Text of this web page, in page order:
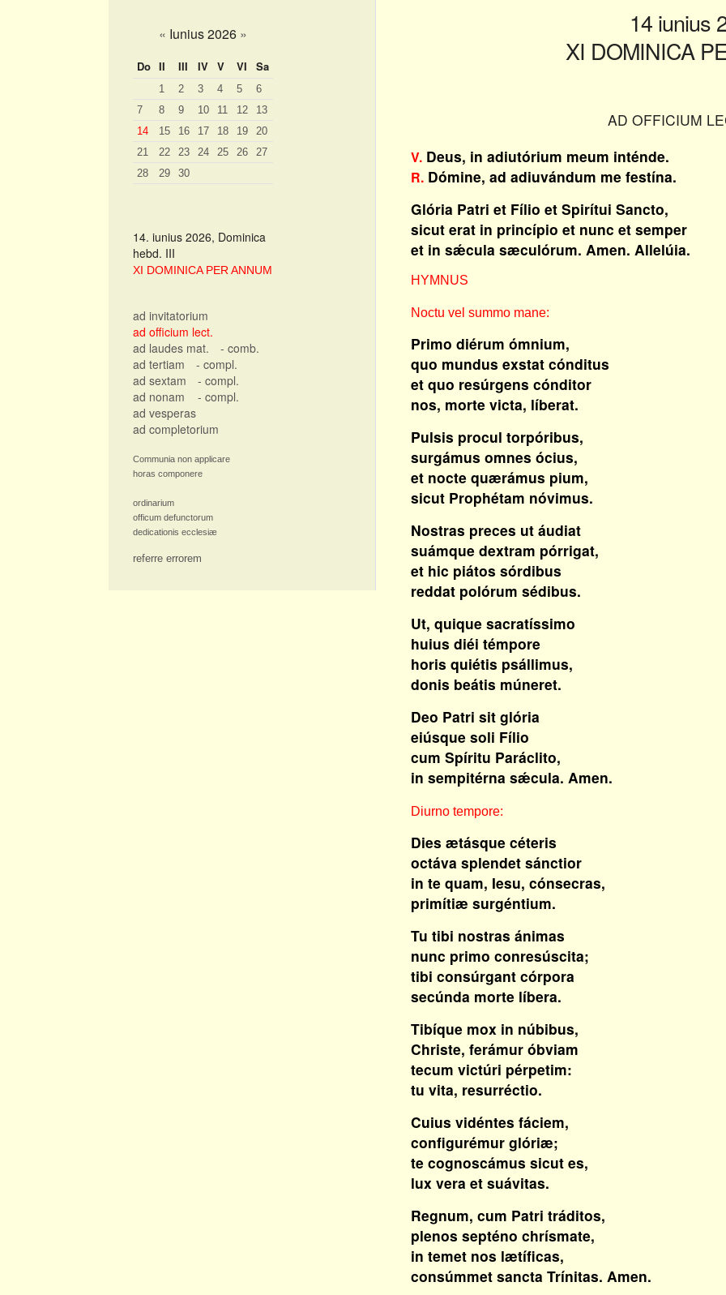
« Iunius 2026 »
Do II III IV V VI Sa
1 2 3 4 5
6
7
8 9 10 11 12
13
14
15 16 17 18 19
20
21
22 23 24 25 26
27
28
29 30
14. iunius 2026, Dominica
hebd. III
XI DOMINICA PER ANNUM
ad invitatorium
ad officium lect.
ad laudes mat.
- comb.
ad tertiam
- compl.
ad sextam
- compl.
ad nonam
- compl.
ad vesperas
ad completorium
Communia non applicare
horas componere
ordinarium
officum defunctorum
dedicationis ecclesiæ
referre errorem
14 iunius
XI DOMINICA
AD OFFICIUM
V. Deus, in adiutórium meum inténde.
R. Dómine, ad adiuvándum me festína.
Glória Patri et Fílio et Spirítui Sancto,
sicut erat in princípio et nunc et semper
et in sǽcula sæculórum. Amen. Allelúia.
HYMNUS
Noctu vel summo mane:
Primo diérum ómnium,
quo mundus exstat cónditus
et quo resúrgens cónditor
nos, morte victa, líberat.
Pulsis procul torpóribus,
surgámus omnes ócius,
et nocte quærámus pium,
sicut Prophétam nóvimus.
Nostras preces ut áudiat
suámque dextram pórrigat,
et hic piátos sórdibus
reddat polórum sédibus.
Ut, quique sacratíssimo
huius diéi témpore
horis quiétis psállimus,
donis beátis múneret.
Deo Patri sit glória
eiúsque soli Fílio
cum Spíritu Paráclito,
in sempitérna sǽcula. Amen.
Diurno tempore:
Dies ætásque céteris
octáva splendet sánctior
in te quam, Iesu, cónsecras,
primítiæ surgéntium.
Tu tibi nostras ánimas
nunc primo conresúscita;
tibi consúrgant córpora
secúnda morte líbera.
Tibíque mox in núbibus,
Christe, ferámur óbviam
tecum victúri pérpetim:
tu vita, resurréctio.
Cuius vidéntes fáciem,
configurémur glóriæ;
te cognoscámus sicut es,
lux vera et suávitas.
Regnum, cum Patri tráditos,
plenos septéno chrísmate,
in temet nos lætíficas,
consúmmet sancta Trínitas. Amen.